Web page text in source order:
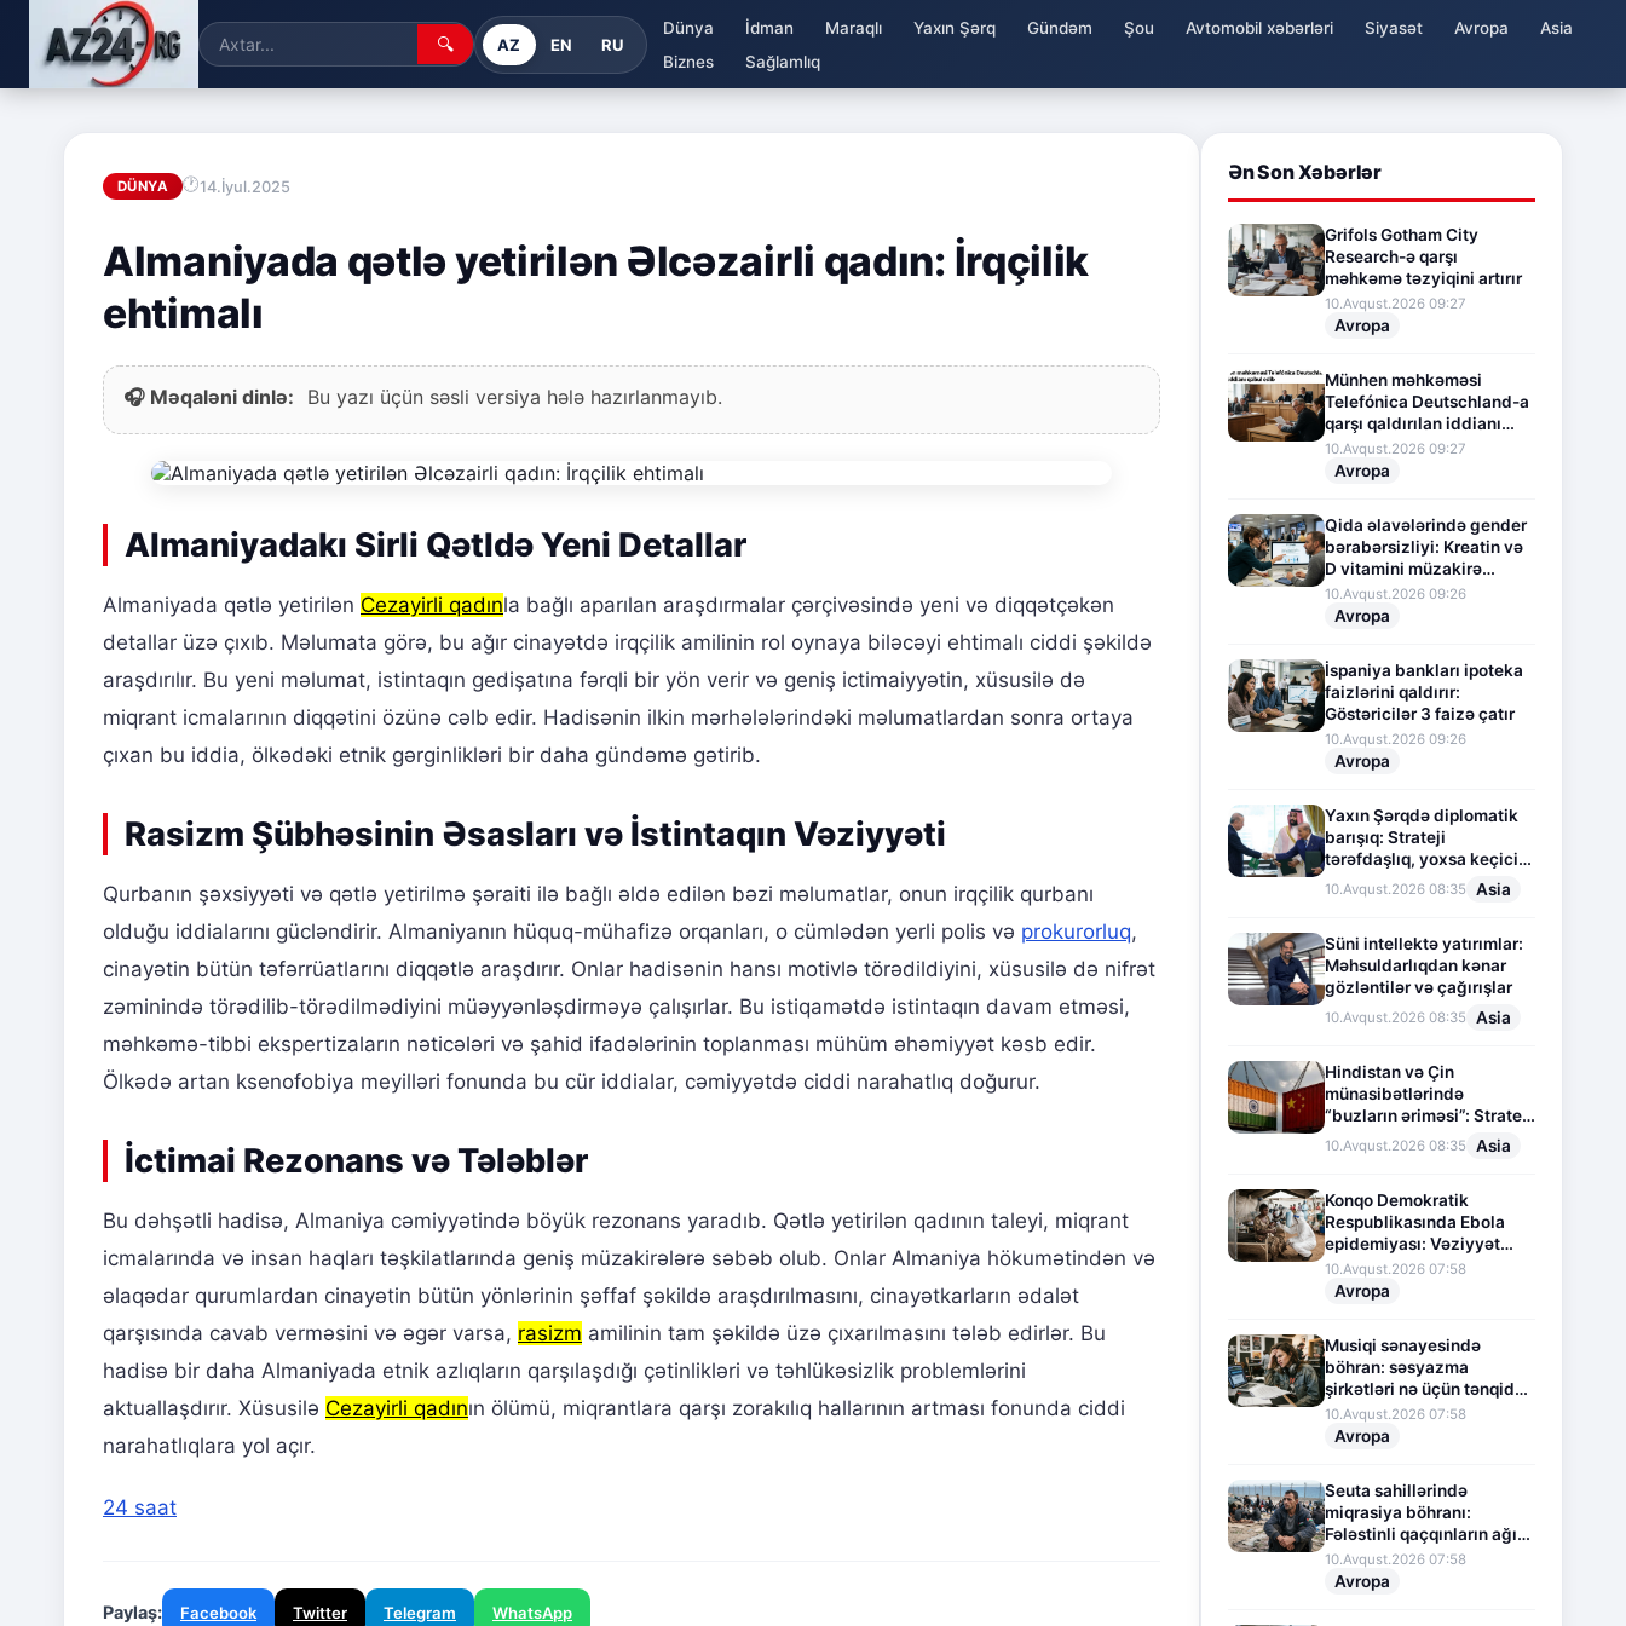
🔍 AZ EN RU
Dünya İdman Maraqlı Yaxın Şərq Gündəm Şou Avtomobil xəbərləri Siyasət Avropa
Asia
Biznes
Sağlamlıq
DÜNYA 14.İyul.2025
Almaniyada qətlə yetirilən Əlcəzairli qadın: İrqçilik
ehtimalı
🎧 Məqaləni dinlə: Bu yazı üçün səsli versiya hələ hazırlanmayıb.
Almaniyadakı Sirli Qətldə Yeni Detallar
Almaniyada qətlə yetirilən Cezayirli qadınla bağlı aparılan araşdırmalar çərçivəsində yeni və diqqətçəkən
detallar üzə çıxıb. Məlumata görə, bu ağır cinayətdə irqçilik amilinin rol oynaya biləcəyi ehtimalı ciddi şəkildə
araşdırılır. Bu yeni məlumat, istintaqın gedişatına fərqli bir yön verir və geniş ictimaiyyətin, xüsusilə də
miqrant icmalarının diqqətini özünə cəlb edir. Hadisənin ilkin mərhələlərindəki məlumatlardan sonra ortaya
çıxan bu iddia, ölkədəki etnik gərginlikləri bir daha gündəmə gətirib.
Rasizm Şübhəsinin Əsasları və İstintaqın Vəziyyəti
Qurbanın şəxsiyyəti və qətlə yetirilmə şəraiti ilə bağlı əldə edilən bəzi məlumatlar, onun irqçilik qurbanı
olduğu iddialarını gücləndirir. Almaniyanın hüquq-mühafizə orqanları, o cümlədən yerli polis və prokurorluq,
cinayətin bütün təfərrüatlarını diqqətlə araşdırır. Onlar hadisənin hansı motivlə törədildiyini, xüsusilə də nifrət
zəminində törədilib-törədilmədiyini müəyyənləşdirməyə çalışırlar. Bu istiqamətdə istintaqın davam etməsi,
məhkəmə-tibbi ekspertizaların nəticələri və şahid ifadələrinin toplanması mühüm əhəmiyyət kəsb edir.
Ölkədə artan ksenofobiya meyilləri fonunda bu cür iddialar, cəmiyyətdə ciddi narahatlıq doğurur.
İctimai Rezonans və Tələblər
Bu dəhşətli hadisə, Almaniya cəmiyyətində böyük rezonans yaradıb. Qətlə yetirilən qadının taleyi, miqrant
icmalarında və insan haqları təşkilatlarında geniş müzakirələrə səbəb olub. Onlar Almaniya hökumətindən və
əlaqədar qurumlardan cinayətin bütün yönlərinin şəffaf şəkildə araşdırılmasını, cinayətkarların ədalət
qarşısında cavab verməsini və əgər varsa, rasizm amilinin tam şəkildə üzə çıxarılmasını tələb edirlər. Bu
hadisə bir daha Almaniyada etnik azlıqların qarşılaşdığı çətinlikləri və təhlükəsizlik problemlərini
aktuallaşdırır. Xüsusilə Cezayirli qadının ölümü, miqrantlara qarşı zorakılıq hallarının artması fonunda ciddi
narahatlıqlara yol açır.
24 saat
Paylaş: Facebook Twitter Telegram WhatsApp
Ən Son Xəbərlər
Grifols Gotham City
Research-ə qarşı
məhkəmə təzyiqini artırır
10.Avqust.2026 09:27
Avropa
Münhen məhkəməsi
Telefónica Deutschland-a
qarşı qaldırılan iddianı
icraata götürüb
10.Avqust.2026 09:27
Avropa
Qida əlavələrində gender
bərabərsizliyi: Kreatin və
D vitamini müzakirə
mövzusuna çevrilib
10.Avqust.2026 09:26
Avropa
İspaniya bankları ipoteka
faizlərini qaldırır:
Göstəricilər 3 faizə çatır
10.Avqust.2026 09:26
Avropa
Yaxın Şərqdə diplomatik
barışıq: Strateji
tərəfdaşlıq, yoxsa keçici
maraqlar?
10.Avqust.2026 08:35 Asia
Süni intellektə yatırımlar:
Məhsuldarlıqdan kənar
gözləntilər və çağırışlar
10.Avqust.2026 08:35 Asia
Hindistan və Çin
münasibətlərində
“buzların əriməsi”: Strateji
dəyişiklik, yoxsa iqtisadi
barışıq?
10.Avqust.2026 08:35 Asia
Konqo Demokratik
Respublikasında Ebola
epidemiyası: Vəziyyət
daha da gərginləşir
10.Avqust.2026 07:58
Avropa
Musiqi sənayesində
böhran: səsyazma
şirkətləri nə üçün tənqid
hədəfinə çevrilib?
10.Avqust.2026 07:58
Avropa
Seuta sahillərində
miqrasiya böhranı:
Fələstinli qaçqınların ağır
durumu
10.Avqust.2026 07:58
Avropa